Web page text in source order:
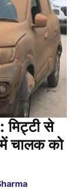
से
में चालक को